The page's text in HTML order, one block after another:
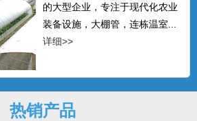
的大型企业，专注于现代化农业
装备设施，大棚管，连栋温室...
详细>>
热销产品